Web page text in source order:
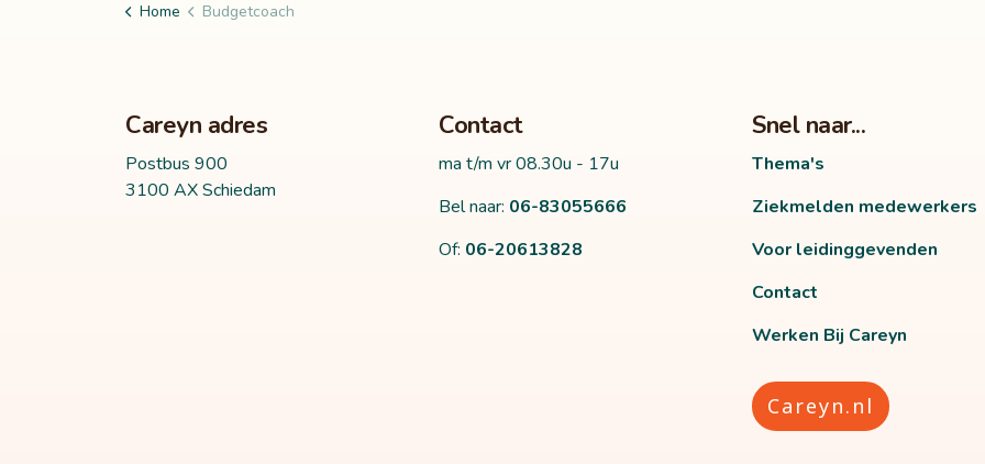
Home Budgetcoach
Careyn adres
Postbus 900
3100 AX Schiedam
Contact
ma t/m vr 08.30u - 17u
Bel naar: 06-83055666
Of: 06-20613828
Snel naar...
Thema's
Ziekmelden medewerkers
Voor leidinggevenden
Contact
Werken Bij Careyn
Careyn.nl